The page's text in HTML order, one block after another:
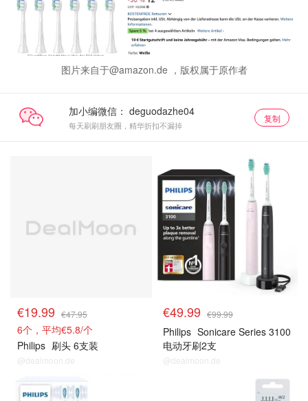
图片来自于@amazon.de ，版权属于原作者
加小编微信：
每天刷刷朋友圈，精华折扣不漏掉
复制
€19.99 €47.95
6个，平均€5.8/个
Philips 刷头 6支装
@dealmoon.de
€49.99 €99.99
Philips Sonicare Series 3100
电动牙刷2支
@dealmoon.de